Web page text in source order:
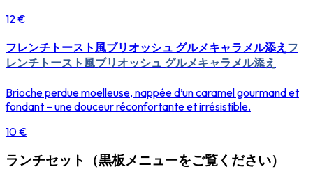
12 €
フレンチトースト風ブリオッシュ グルメキャラメル添え フ
レンチトースト風ブリオッシュ グルメキャラメル添え
Brioche perdue moelleuse, nappée d’un caramel gourmand et
fondant – une douceur réconfortante et irrésistible.
10 €
ランチセット（黒板メニューをご覧ください）